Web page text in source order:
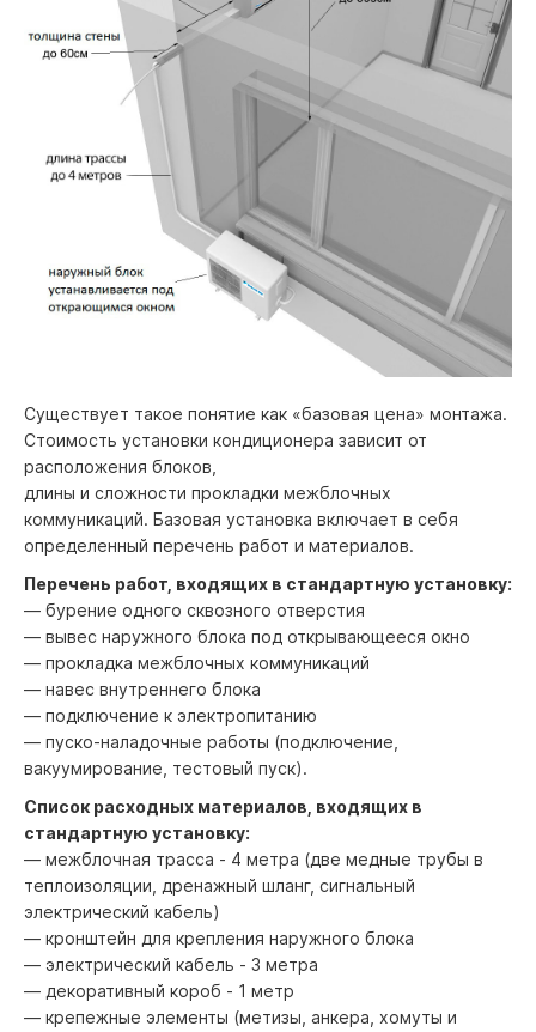
Существует такое понятие как «базовая цена» монтажа.
Стоимость установки кондиционера зависит от
расположения блоков,
длины и сложности прокладки межблочных
коммуникаций. Базовая установка включает в себя
определенный перечень работ и материалов.
Перечень работ, входящих в стандартную установку:
— бурение одного сквозного отверстия
— вывес наружного блока под открывающееся окно
— прокладка межблочных коммуникаций
— навес внутреннего блока
— подключение к электропитанию
— пуско-наладочные работы (подключение,
вакуумирование, тестовый пуск).
Список расходных материалов, входящих в
стандартную установку:
— межблочная трасса - 4 метра (две медные трубы в
теплоизоляции, дренажный шланг, сигнальный
электрический кабель)
— кронштейн для крепления наружного блока
— электрический кабель - 3 метра
— декоративный короб - 1 метр
— крепежные элементы (метизы, анкера, хомуты и